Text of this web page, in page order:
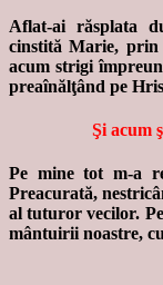
Aflat-ai răsplata
cinstită Marie, prin
acum strigi
preaînălţând pe
Şi acum
Pe mine tot m-a
Preacurată,
al tuturor vecilor.
mântuirii noastre,